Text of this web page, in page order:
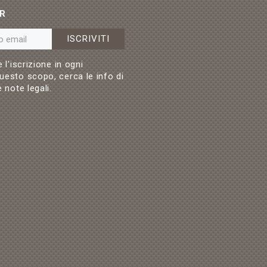
ISCRIVITI
l'iscrizione in ogni
scopo, cerca le info di
note legali.